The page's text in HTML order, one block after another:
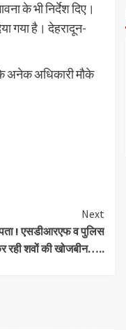
के भी निर्देश दिए।
गया है। देहरादून-
के अनेक अधिकारी मौके
Next
! एसडीआरएफ व पुलिस
रही शवों की खोजबीन…..